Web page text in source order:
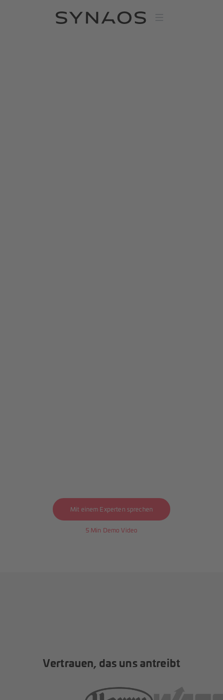
Mit einem Experten sprechen
5 Min Demo Video
Vertrauen, das uns antreibt